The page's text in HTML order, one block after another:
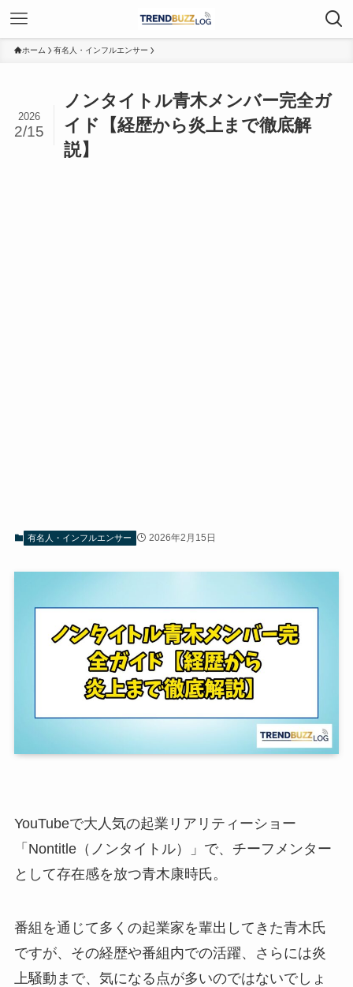
ホーム 有名人・インフルエンサー
ノンタイトル青木メンバー完全ガ
イド【経歴から炎上まで徹底解
説】
2026
2/15
有名人・インフルエンサー 2026年2月15日
YouTubeで大人気の起業リアリティーショー
「Nontitle（ノンタイトル）」で、チーフメンター
として存在感を放つ青木康時氏。
番組を通じて多くの起業家を輩出してきた青木氏
ですが、その経歴や番組内での活躍、さらには炎
上騒動まで、気になる点が多いのではないでしょ